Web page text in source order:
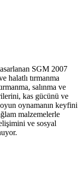
SGM 2007
halatlı tırmanma
salınma ve
kas gücünü ve
oynamanın keyfini
malzemelerle
ve sosyal